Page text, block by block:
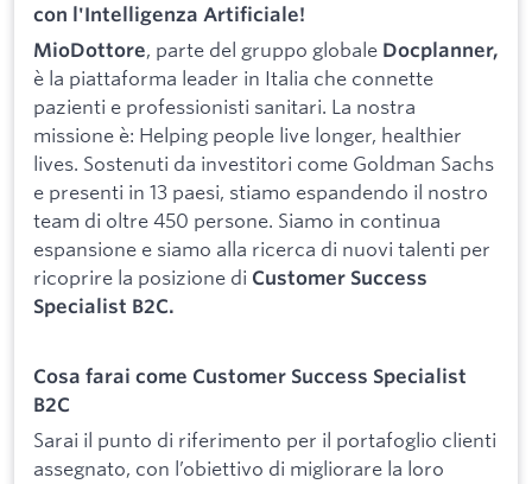
con l'Intelligenza Artificiale!
MioDottore, parte del gruppo globale Docplanner,
è la piattaforma leader in Italia che connette
pazienti e professionisti sanitari. La nostra
missione è: Helping people live longer, healthier
lives. Sostenuti da investitori come Goldman Sachs
e presenti in 13 paesi, stiamo espandendo il nostro
team di oltre 450 persone. Siamo in continua
espansione e siamo alla ricerca di nuovi talenti per
ricoprire la posizione di Customer Success
Specialist B2C.
Cosa farai come Customer Success Specialist
B2C
Sarai il punto di riferimento per il portafoglio clienti
assegnato, con l’obiettivo di migliorare la loro